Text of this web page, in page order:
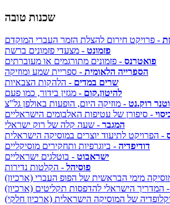
שכנות טובה
- פרויקט חירום להצלת הזמר העברי המוקדם
פזמונט - מצעדי פזמונים ברשת
פואטרנס - פזמונים מתורגמים או מעוברתים
הספרייה הלאומית - ספריית שמע ומוזיקה
שרים במדים - הלהקות הצבאיות
להיטון.קום - מגזין בידור, כמו פעם
רוק.נט - מוזיקה היום, הופעות באולפן גל"צ
- סיפורן של עטיפות האלבומים הישראליים
המגבר - שעה קלה של רוק ישראלי
- הפרויקט לתיעוד יוצרים במוסיקה הישראלית
דודיפדיה - ביוגרפיות ותחקירים מוסיקליים
ישראבוט - בוטלגים ישראליים
פוסיהל - הקלטות נדירות
מימי הבראשית של הפופ העברי (ארכיון)
- המדריך הישראלי להדפסות תקליטים (ארכיון)
של המוסיקה הישראלית (ארכיון חלקי)